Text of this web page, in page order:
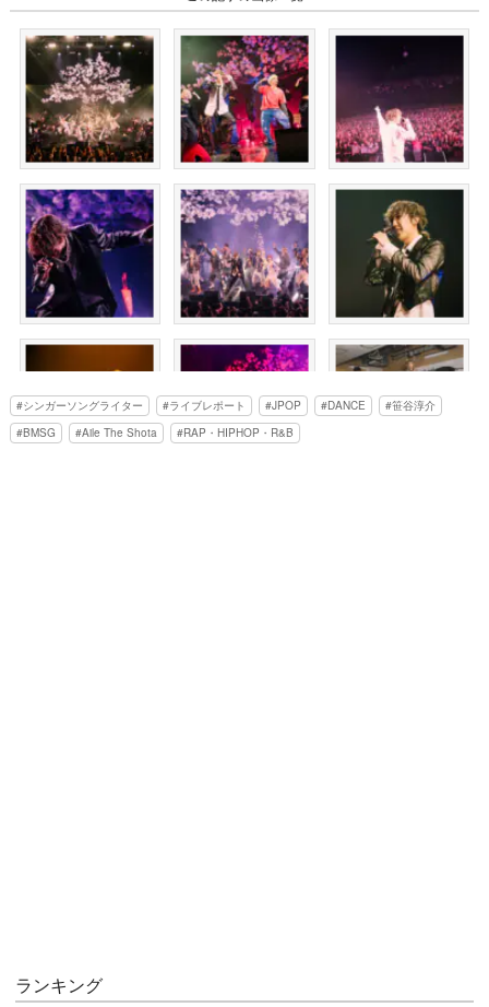
シンガーソングライター ライブレポート JPOP DANCE
笹谷淳介
BMSG
Aile The Shota RAP・HIPHOP・R&B
ランキング